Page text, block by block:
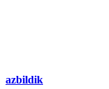
azbildik